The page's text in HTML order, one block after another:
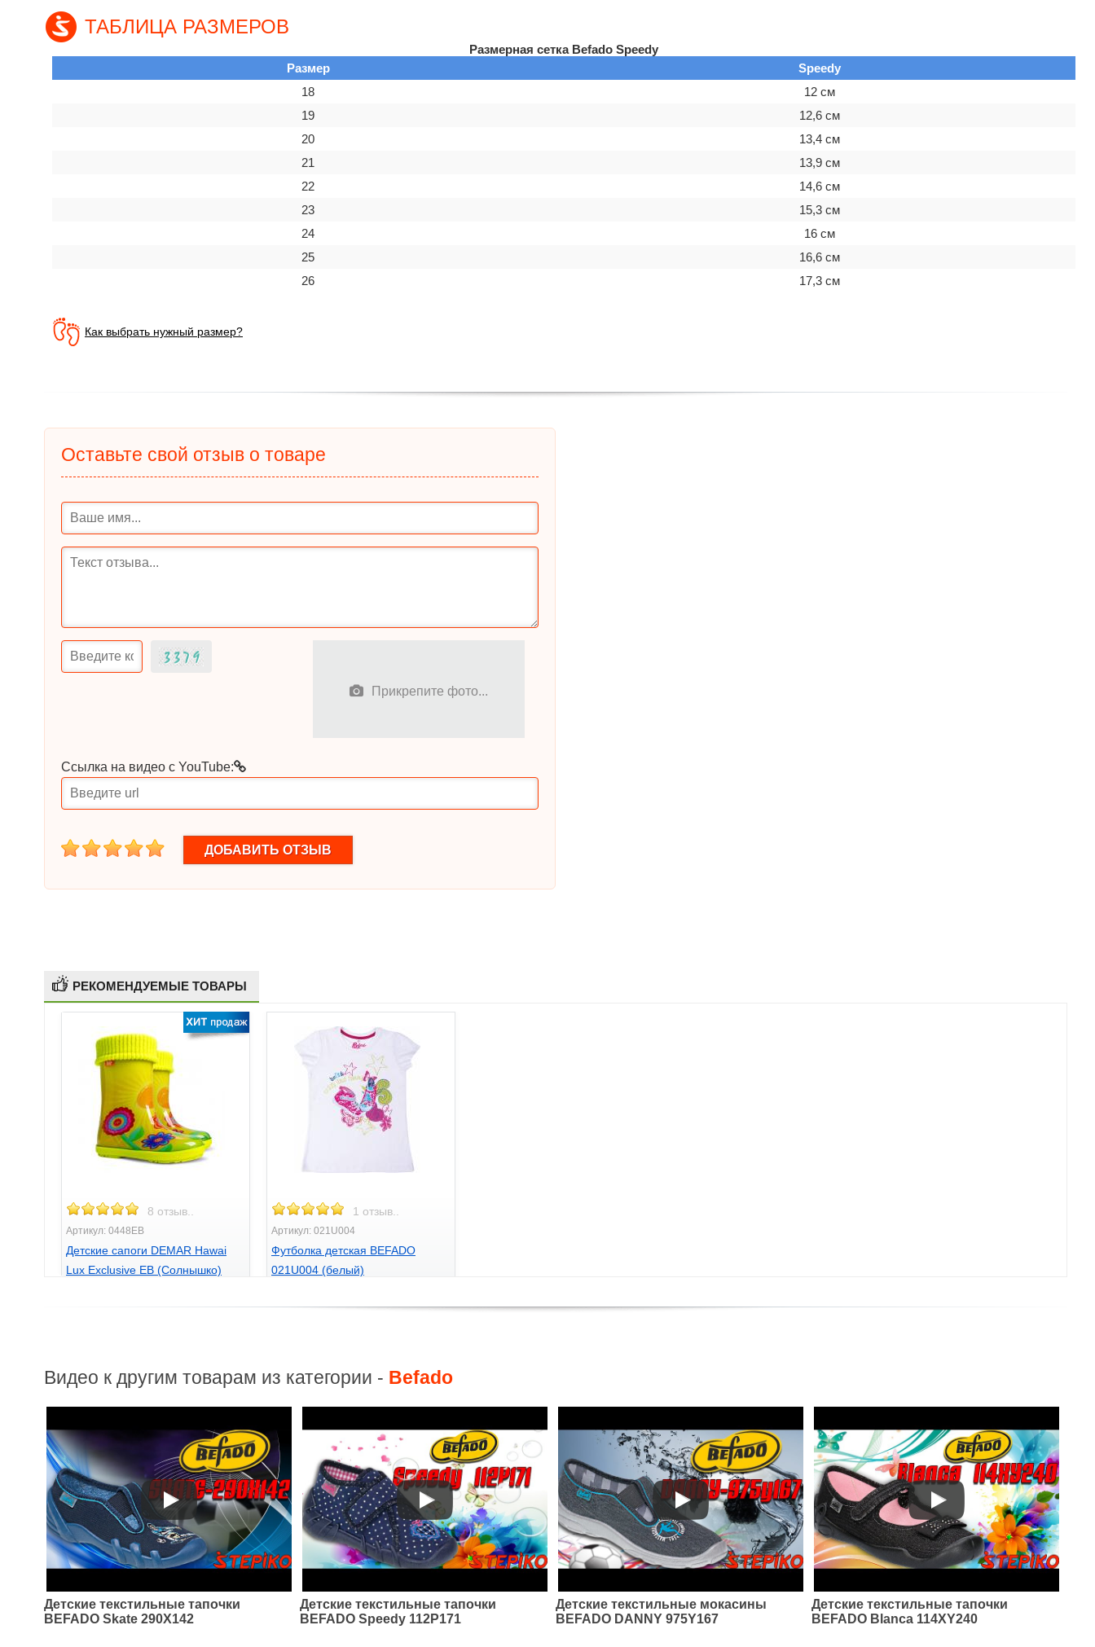
ТАБЛИЦА РАЗМЕРОВ
Размерная сетка Befado Speedy
Размер
Speedy
18
12 см
19
12,6 см
20
13,4 см
21
13,9 см
22
14,6 см
23
15,3 см
24
16 см
25
16,6 см
26
17,3 см
Как выбрать нужный размер?
Оставьте свой отзыв о товаре
Прикрепите фото...
Ссылка на видео с YouTube:
1 2 3 4 5
РЕКОМЕНДУЕМЫЕ ТОВАРЫ
8 отзыв..
Артикул: 0448EB
Детские сапоги DEMAR Hawai
Lux Exclusive EB (Солнышко)
1 отзыв..
Артикул: 021U004
Футболка детская BEFADO
021U004 (белый)
198грн.
Видео к другим товарам из категории - Befado
Детские текстильные тапочки
BEFADO Skate 290X142
Детские текстильные тапочки
BEFADO Speedy 112P171
Детские текстильные мокасины
BEFADO DANNY 975Y167
Детские текстильные тапочки
BEFADO Blanca 114XY240